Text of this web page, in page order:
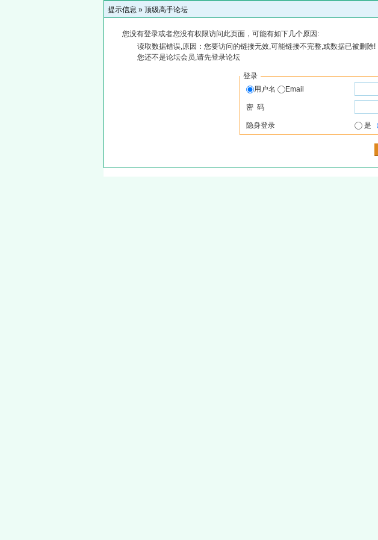
提示信息 » 顶级高手论坛
您没有登录或者您没有权限访问此页面，可能有如下几个原因:
读取数据错误,原因：您要访问的链接无效,可能链接不完整,或数据已被删除!
您还不是论坛会员,请先登录论坛
登录
用户名
Email
密 码
隐身登录 是